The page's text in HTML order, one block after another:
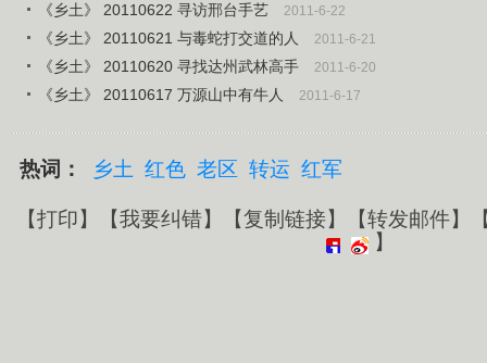
《乡土》 20110622 寻访邢台手艺 2011-6-22
《乡土》 20110621 与毒蛇打交道的人 2011-6-21
《乡土》 20110620 寻找达州武林高手 2011-6-20
《乡土》 20110617 万源山中有牛人 2011-6-17
热词： 乡土 红色 老区 转运 红军
【打印】【我要纠错】【复制链接】【转发邮件】
】